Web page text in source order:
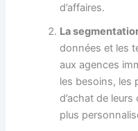
d’affaires.
La
données et les
aux agences
les besoins, les
d’achat de
plus